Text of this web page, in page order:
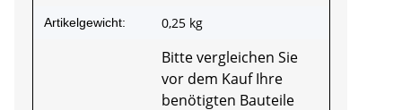
Artikelgewicht: 0,25 kg
Bitte vergleichen Sie
vor dem Kauf Ihre
benötigten Bauteile